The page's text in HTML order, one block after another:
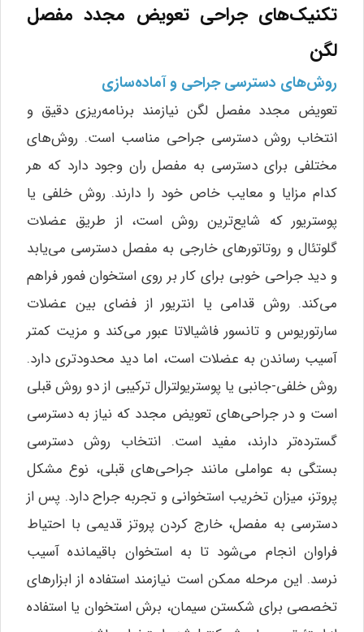
تکنیک‌های جراحی تعویض مجدد مفصل
لگن
روش‌های دسترسی جراحی و آماده‌سازی
تعویض مجدد مفصل لگن نیازمند برنامه‌ریزی دقیق و
انتخاب روش دسترسی جراحی مناسب است. روش‌های
مختلفی برای دسترسی به مفصل ران وجود دارد که هر
کدام مزایا و معایب خاص خود را دارند. روش خلفی یا
پوستریور که شایع‌ترین روش است، از طریق عضلات
گلوتئال و روتاتورهای خارجی به مفصل دسترسی می‌یابد
و دید جراحی خوبی برای کار بر روی استخوان فمور فراهم
می‌کند. روش قدامی یا انتریور از فضای بین عضلات
سارتوریوس و تانسور فاشیالاتا عبور می‌کند و مزیت کمتر
آسیب رساندن به عضلات است، اما دید محدودتری دارد.
روش خلفی-جانبی یا پوستریولترال ترکیبی از دو روش قبلی
است و در جراحی‌های تعویض مجدد که نیاز به دسترسی
گسترده‌تر دارند، مفید است. انتخاب روش دسترسی
بستگی به عواملی مانند جراحی‌های قبلی، نوع مشکل
پروتز، میزان تخریب استخوانی و تجربه جراح دارد. پس از
دسترسی به مفصل، خارج کردن پروتز قدیمی با احتیاط
فراوان انجام می‌شود تا به استخوان باقیمانده آسیب
نرسد. این مرحله ممکن است نیازمند استفاده از ابزارهای
تخصصی برای شکستن سیمان، برش استخوان یا استفاده